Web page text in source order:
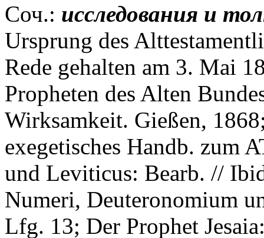
Соч.: исследования и
Ursprung des
Rede gehalten am 3. Mai
Propheten des Alten
Wirksamkeit. Gießen,
exegetisches Handb. zum
und Leviticus: Bearb. //
Numeri, Deuteronomium
Lfg. 13; Der Prophet